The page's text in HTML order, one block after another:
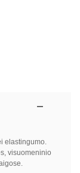
elastingumo.
visuomeninio